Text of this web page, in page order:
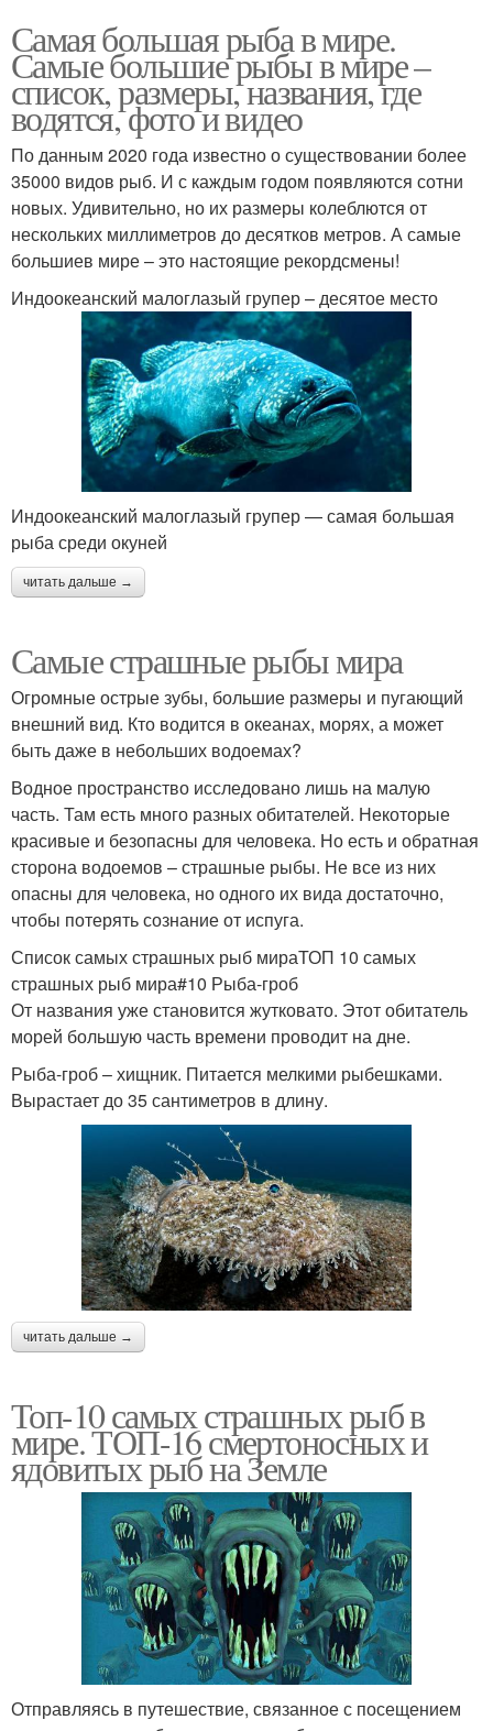
Самая большая рыба в мире.
Самые большие рыбы в мире –
список, размеры, названия, где
водятся, фото и видео
По данным 2020 года известно о существовании более
35000 видов рыб. И с каждым годом появляются сотни
новых. Удивительно, но их размеры колеблются от
нескольких миллиметров до десятков метров. А самые
большиев мире – это настоящие рекордсмены!
Индоокеанский малоглазый групер – десятое место
Индоокеанский малоглазый групер — самая большая
рыба среди окуней
читать дальше →
Самые страшные рыбы мира
Огромные острые зубы, большие размеры и пугающий
внешний вид. Кто водится в океанах, морях, а может
быть даже в небольших водоемах?
Водное пространство исследовано лишь на малую
часть. Там есть много разных обитателей. Некоторые
красивые и безопасны для человека. Но есть и обратная
сторона водоемов – страшные рыбы. Не все из них
опасны для человека, но одного их вида достаточно,
чтобы потерять сознание от испуга.
Список самых страшных рыб мираТОП 10 самых
страшных рыб мира#10 Рыба-гроб
От названия уже становится жутковато. Этот обитатель
морей большую часть времени проводит на дне.
Рыба-гроб – хищник. Питается мелкими рыбешками.
Вырастает до 35 сантиметров в длину.
читать дальше →
Топ-10 самых страшных рыб в
мире. ТОП-16 смертоносных и
ядовитых рыб на Земле
Отправляясь в путешествие, связанное с посещением